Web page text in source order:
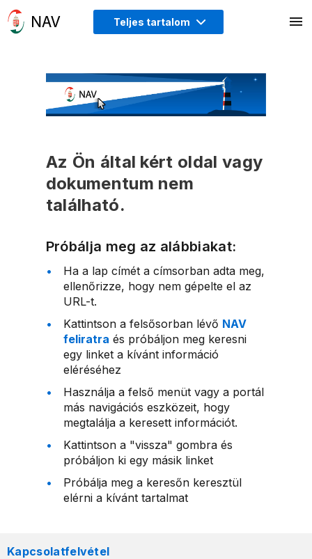
Teljes tartalom
Az Ön által kért oldal vagy
dokumentum nem
található.
Próbálja meg az alábbiakat:
Ha a lap címét a címsorban adta meg,
ellenőrizze, hogy nem gépelte el az
URL-t.
Kattintson a felsősorban lévő NAV
feliratra és próbáljon meg keresni
egy linket a kívánt információ
eléréséhez
Használja a felső menüt vagy a portál
más navigációs eszközeit, hogy
megtalálja a keresett információt.
Kattintson a "vissza" gombra és
próbáljon ki egy másik linket
Próbálja meg a keresőn keresztül
elérni a kívánt tartalmat
Kapcsolatfelvétel